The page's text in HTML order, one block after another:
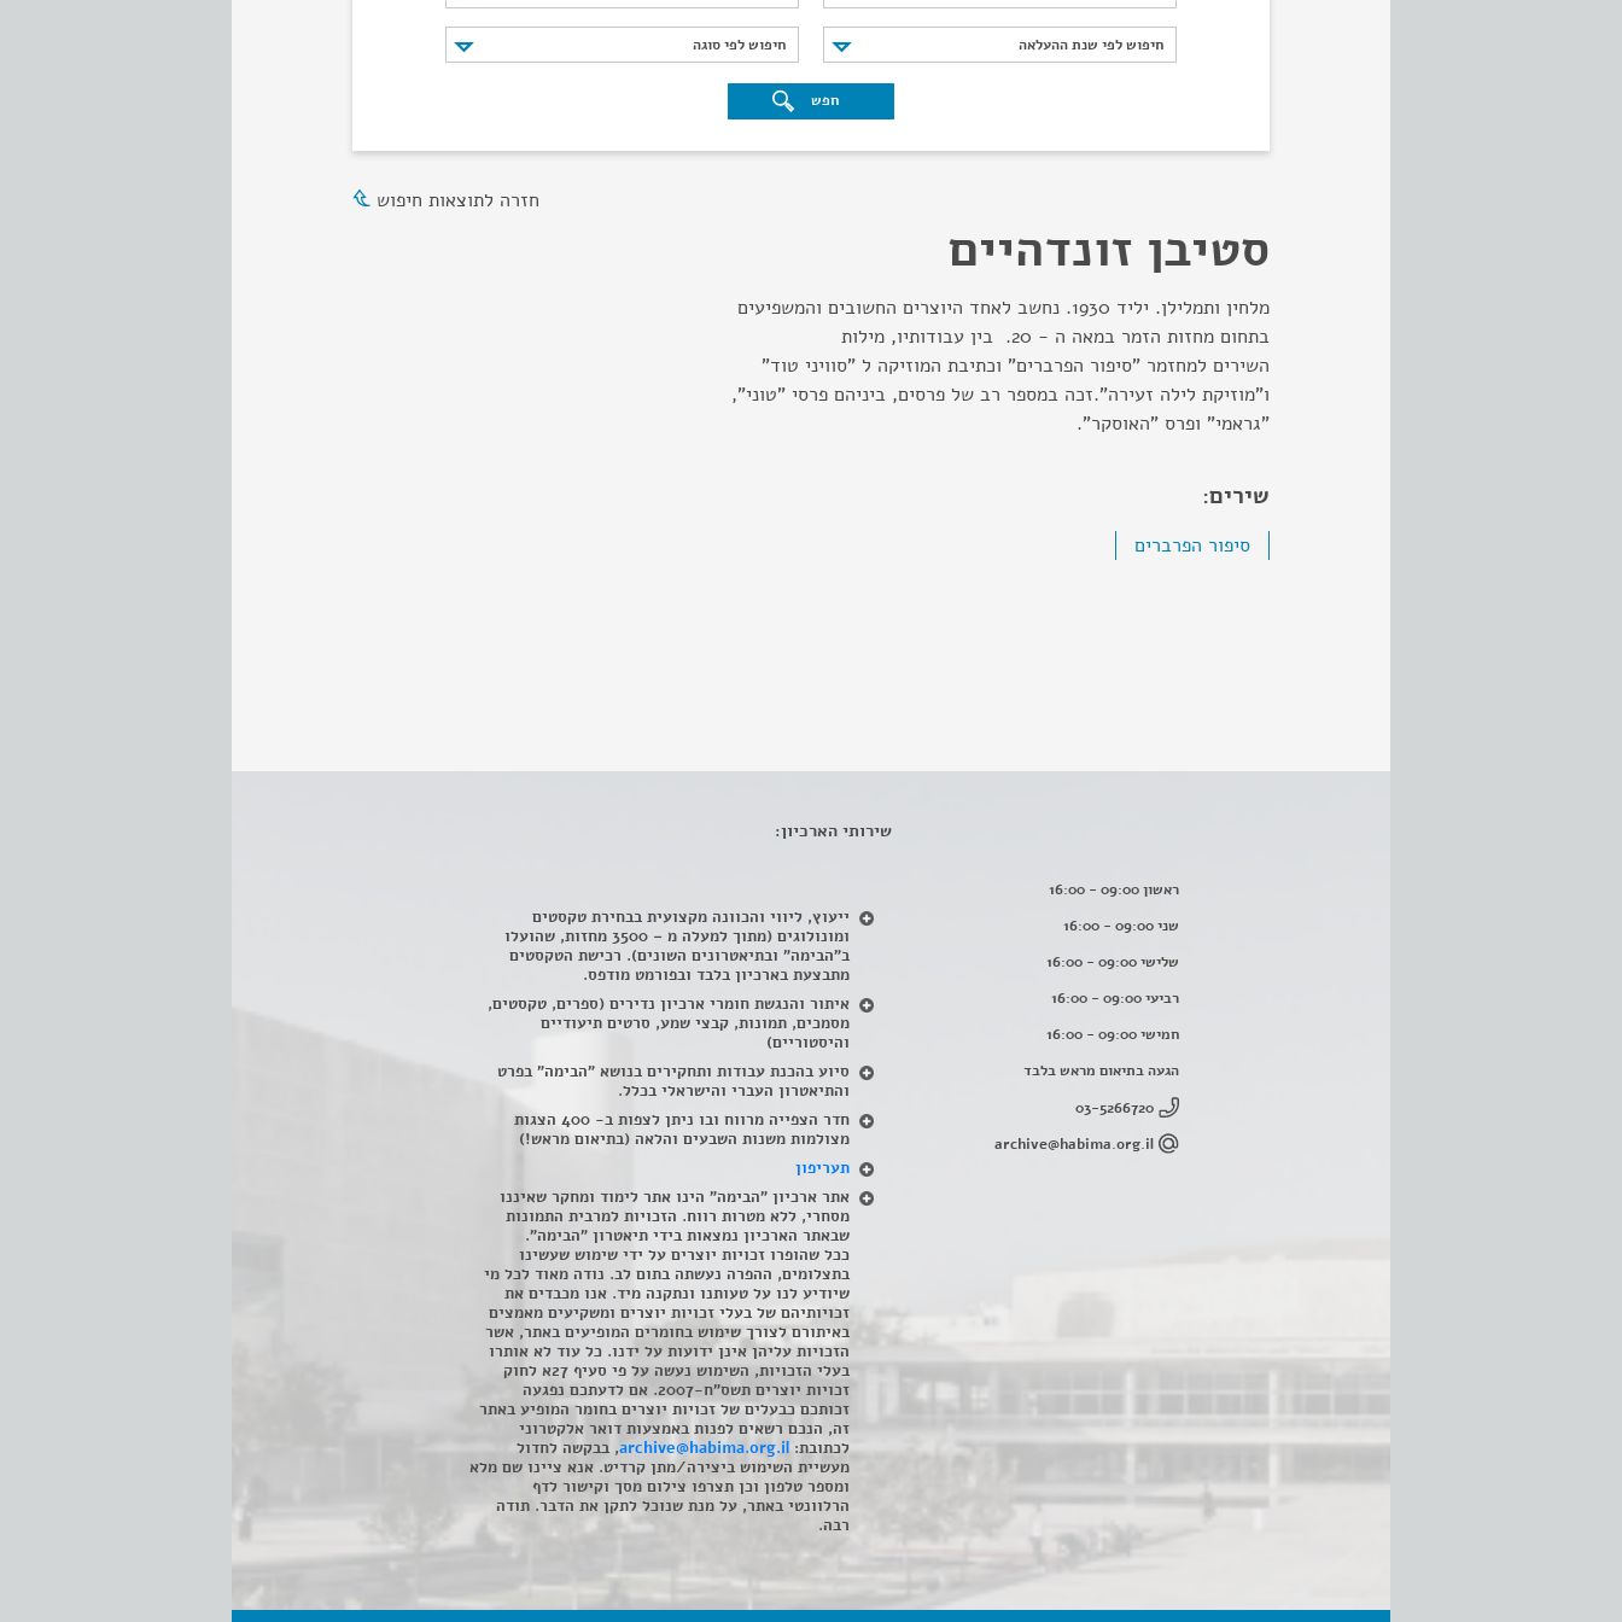
חיפוש לפי שנת ההעלאה
חיפוש לפי שנת ההעלאה חיפוש לפי סוגה
חיפוש לפי סוגה
חפש
חזרה לתוצאות חיפוש
סטיבן זונדהיים
מלחין ותמלילן. יליד 1930. נחשב לאחד היוצרים החשובים והמשפיעים
בתחום מחזות הזמר במאה ה - 20. בין עבודותיו, מילות
השירים למחזמר "סיפור הפרברים" וכתיבת המוזיקה ל "סוויני טוד"
ו"מוזיקת לילה זעירה".זכה במספר רב של פרסים, ביניהם פרסי "טוני",
"גראמי" ופרס "האוסקר".
שירים:
סיפור הפרברים
ראשון 09:00 - 16:00
שני 09:00 - 16:00
שלישי 09:00 - 16:00
רביעי 09:00 - 16:00
חמישי 09:00 - 16:00
הגעה בתיאום מראש בלבד
03-5266720
archive@habima.org.il
שירותי הארכיון:
ייעוץ, ליווי והכוונה מקצועית בבחירת טקסטים
ומונולוגים (מתוך למעלה מ – 3500 מחזות, שהועלו
ב"הבימה" ובתיאטרונים השונים). רכישת הטקסטים
מתבצעת בארכיון בלבד ובפורמט מודפס.
איתור והנגשת חומרי ארכיון נדירים (ספרים, טקסטים,
מסמכים, תמונות, קבצי שמע, סרטים תיעודיים
והיסטוריים)
סיוע בהכנת עבודות ותחקירים בנושא "הבימה" בפרט
והתיאטרון העברי והישראלי בכלל.
חדר הצפייה מרווח ובו ניתן לצפות ב- 400 הצגות
מצולמות משנות השבעים והלאה (בתיאום מראש!)
תעריפון
אתר ארכיון "הבימה" הינו אתר לימוד ומחקר שאיננו
מסחרי, ללא מטרות רווח. הזכויות למרבית התמונות
שבאתר הארכיון נמצאות בידי תיאטרון "הבימה".
ככל שהופרו זכויות יוצרים על ידי שימוש שעשינו
בתצלומים, ההפרה נעשתה בתום לב. נודה מאוד לכל מי
שיודיע לנו על טעותנו ונתקנה מיד. אנו מכבדים את
זכויותיהם של בעלי זכויות יוצרים ומשקיעים מאמצים
באיתורם לצורך שימוש בחומרים המופיעים באתר, אשר
הזכויות עליהן אינן ידועות על ידנו. כל עוד לא אותרו
בעלי הזכויות, השימוש נעשה על פי סעיף 27א לחוק
זכויות יוצרים תשס"ח-2007. אם לדעתכם נפגעה
זכותכם כבעלים של זכויות יוצרים בחומר המופיע באתר
זה, הנכם רשאים לפנות באמצעות דואר אלקטרוני
לכתובת: archive@habima.org.il, בבקשה לחדול
מעשיית השימוש ביצירה/מתן קרדיט. אנא ציינו שם מלא
ומספר טלפון וכן תצרפו צילום מסך וקישור לדף
הרלוונטי באתר, על מנת שנוכל לתקן את הדבר. תודה
רבה.